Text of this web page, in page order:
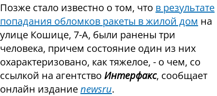
Позже стало известно о том, что в результате
попадания обломков ракеты в жилой дом на
улице Кошице, 7-А, были ранены три
человека, причем состояние один из них
охарактеризовано, как тяжелое, - о чем, со
ссылкой на агентство Интерфакс, сообщает
онлайн изданиеnewsru.